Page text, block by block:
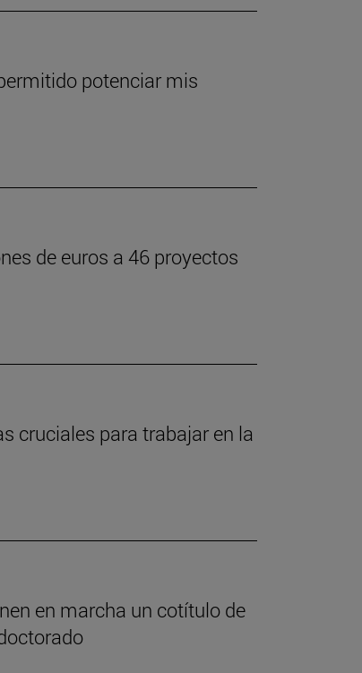
potenciar mis
de euros a 46 proyectos
cruciales para trabajar en la
en marcha un cotítulo de